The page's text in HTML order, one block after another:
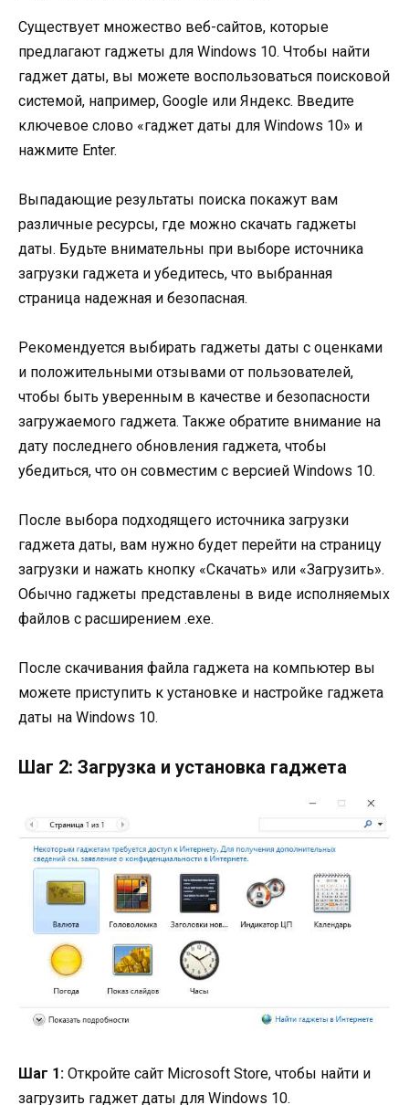
Существует множество веб-сайтов, которые
предлагают гаджеты для Windows 10. Чтобы найти
гаджет даты, вы можете воспользоваться поисковой
системой, например, Google или Яндекс. Введите
ключевое слово «гаджет даты для Windows 10» и
нажмите Enter.
Выпадающие результаты поиска покажут вам
различные ресурсы, где можно скачать гаджеты
даты. Будьте внимательны при выборе источника
загрузки гаджета и убедитесь, что выбранная
страница надежная и безопасная.
Рекомендуется выбирать гаджеты даты с оценками
и положительными отзывами от пользователей,
чтобы быть уверенным в качестве и безопасности
загружаемого гаджета. Также обратите внимание на
дату последнего обновления гаджета, чтобы
убедиться, что он совместим с версией Windows 10.
После выбора подходящего источника загрузки
гаджета даты, вам нужно будет перейти на страницу
загрузки и нажать кнопку «Скачать» или «Загрузить».
Обычно гаджеты представлены в виде исполняемых
файлов с расширением .exe.
После скачивания файла гаджета на компьютер вы
можете приступить к установке и настройке гаджета
даты на Windows 10.
Шаг 2: Загрузка и установка гаджета
Шаг 1: Откройте сайт Microsoft Store, чтобы найти и
загрузить гаджет даты для Windows 10.